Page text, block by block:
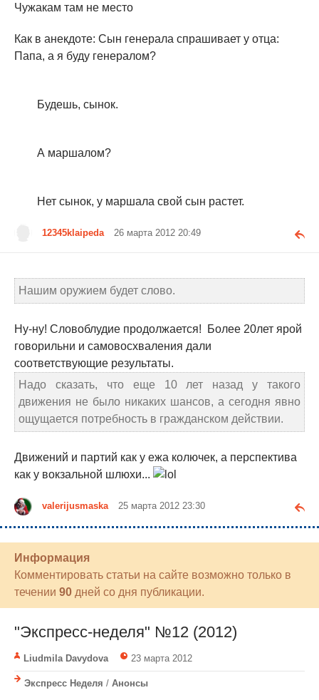
Чужакам там не место
Как в анекдоте: Сын генерала спрашивает у отца:
Папа, а я буду генералом?
Будешь, сынок.
А маршалом?
Нет сынок, у маршала свой сын растет.
12345klaipeda 26 марта 2012 20:49
Нашим оружием будет слово.
Ну-ну! Словоблудие продолжается! Более 20лет ярой
говорильни и самовосхваления дали
соответствующие результаты.
Надо сказать, что еще 10 лет назад у такого
движения не было никаких шансов, а сегодня явно
ощущается потребность в гражданском действии.
Движений и партий как у ежа колючек, а перспектива
как у вокзальной шлюхи...
valerijusmaska 25 марта 2012 23:30
Информация
Комментировать статьи на сайте возможно только в
течении 90 дней со дня публикации.
"Экспресс-неделя" №12 (2012)
Liudmila Davydova 23 марта 2012
Экспресс Неделя / Анонсы